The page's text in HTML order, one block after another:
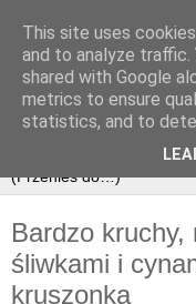
Bardzo
śliwkami i
kruszonką
This site uses
and to analyze traffic.
shared with Google
metrics to ensure
statistics, and to